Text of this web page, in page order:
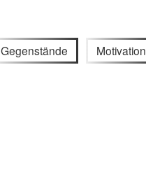
Gegenstände Motivation